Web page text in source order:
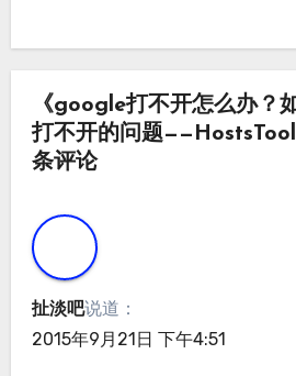
《google打不开怎么办？
打不开的问题
条评论
扯淡吧说道：
2015年9月21日 下午4:51